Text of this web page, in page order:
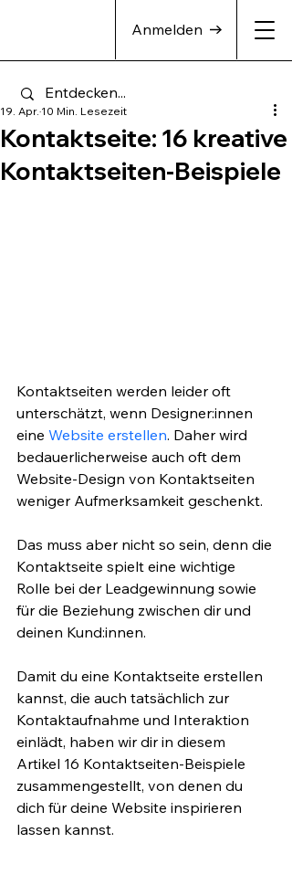
Anmelden
Kontaktseite: 16 kreative
Kontaktseiten-Beispiele
19. Apr. 10 Min. Lesezeit
Kontaktseiten werden leider oft
unterschätzt, wenn Designer:innen
eine Website erstellen. Daher wird
bedauerlicherweise auch oft dem
Website-Design von Kontaktseiten
weniger Aufmerksamkeit geschenkt.
Das muss aber nicht so sein, denn die
Kontaktseite spielt eine wichtige
Rolle bei der Leadgewinnung sowie
für die Beziehung zwischen dir und
deinen Kund:innen.
Damit du eine Kontaktseite erstellen
kannst, die auch tatsächlich zur
Kontaktaufnahme und Interaktion
einlädt, haben wir dir in diesem
Artikel 16 Kontaktseiten-Beispiele
zusammengestellt, von denen du
dich für deine Website inspirieren
lassen kannst.